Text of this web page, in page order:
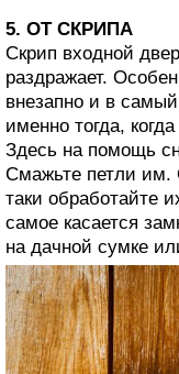
5. ОТ СКРИПА
Скрип входной
раздражает.
внезапно и в
именно тогда,
Здесь на помощь
Смажьте петли им.
таки обработайте
самое касается
на дачной сумке